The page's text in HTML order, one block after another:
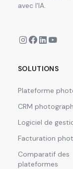
avec l'IA.
SOLUTIONS
Plateforme
CRM
Logiciel de
Facturation
Comparatif des
plateformes